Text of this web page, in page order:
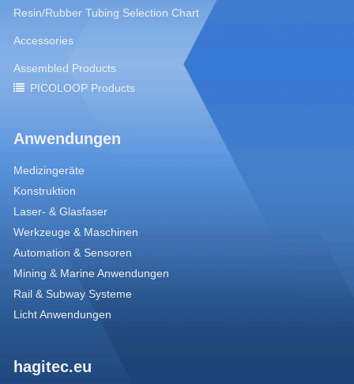
Resin/Rubber Tubing Selection Chart
Accessories
Assembled Products
PICOLOOP Products
Anwendungen
Medizingeräte
Konstruktion
Laser- & Glasfaser
Werkzeuge & Maschinen
Automation & Sensoren
Mining & Marine Anwendungen
Rail & Subway Systeme
Licht Anwendungen
hagitec.eu